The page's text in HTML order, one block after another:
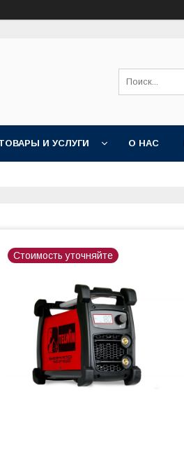
И УСЛУГИ О НАС
Стоимость уточняйте